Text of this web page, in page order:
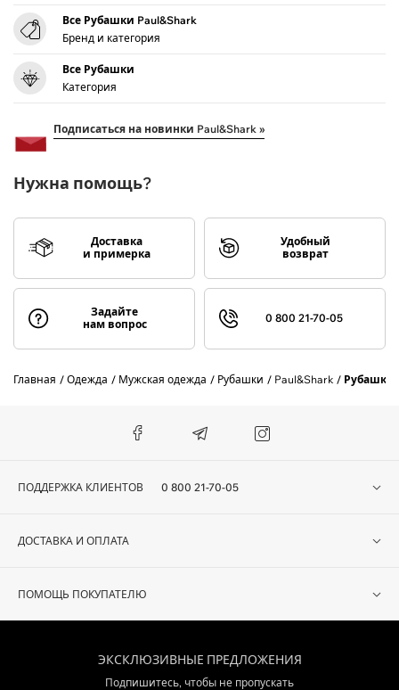
Все Рубашки Paul&Shark
Бренд и категория
Все Рубашки
Категория
Подписаться на новинки Paul&Shark »
Нужна помощь?
Доставка
и примерка
Удобный
возврат
Задайте
нам вопрос
0 800 21-70-05
Главная Одежда Мужская одежда Рубашки Paul&Shark Рубашка
ПОДДЕРЖКА КЛИЕНТОВ 0 800 21-70-05
ДОСТАВКА И ОПЛАТА
ПОМОЩЬ ПОКУПАТЕЛЮ
ЭКСКЛЮЗИВНЫЕ ПРЕДЛОЖЕНИЯ
Подпишитесь, чтобы не пропускать